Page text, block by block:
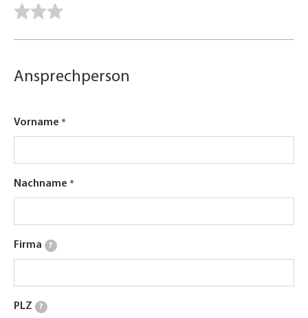
Ansprechperson
Vorname
Nachname
Firma ?
PLZ ?